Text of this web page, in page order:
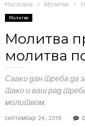
Насловна Молитве
Молитве
Молитва
молитва
Сваки дан треба да
тако и ваш рад
молитвом.
септембар 24, 2019 0